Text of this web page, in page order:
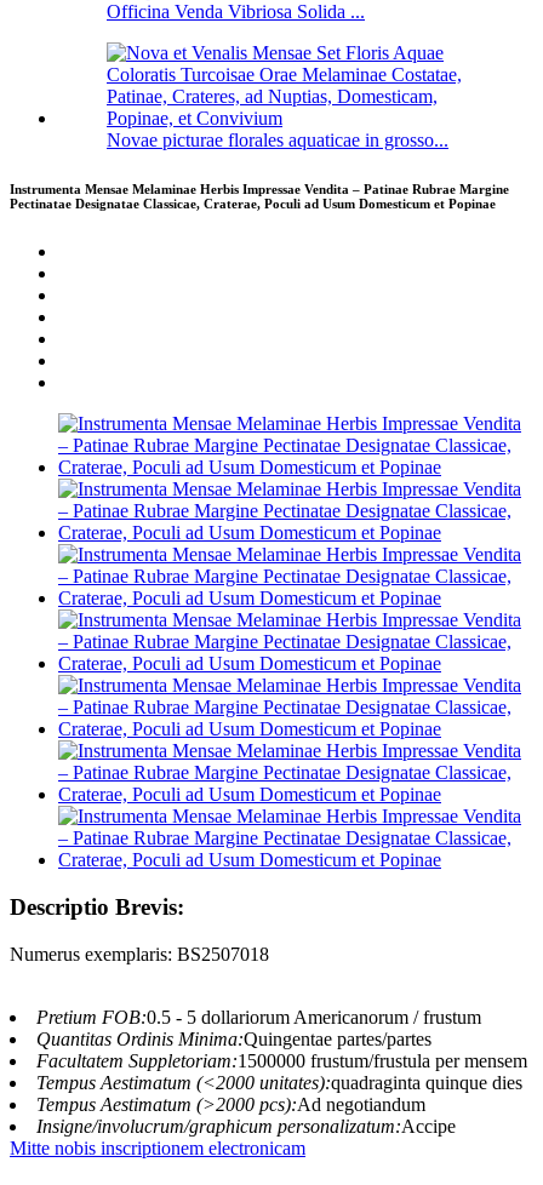
Officina Venda Vibriosa Solida ...
Novae picturae florales aquaticae in grosso...
Instrumenta Mensae Melaminae Herbis Impressae Vendita – Patinae Rubrae Margine
Pectinatae Designatae Classicae, Craterae, Poculi ad Usum Domesticum et Popinae
Descriptio Brevis:
Numerus exemplaris: BS2507018
Pretium FOB:0.5 - 5 dollariorum Americanorum / frustum
Quantitas Ordinis Minima:Quingentae partes/partes
Facultatem Suppletoriam:1500000 frustum/frustula per mensem
Tempus Aestimatum (<2000 unitates):quadraginta quinque dies
Tempus Aestimatum (>2000 pcs):Ad negotiandum
Insigne/involucrum/graphicum personalizatum:Accipe
Mitte nobis inscriptionem electronicam